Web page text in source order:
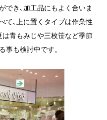
でき､加工品にもよく合いま
て､上に置くタイプは作業性
青もみじや三枚笹など季節
事も検討中です。